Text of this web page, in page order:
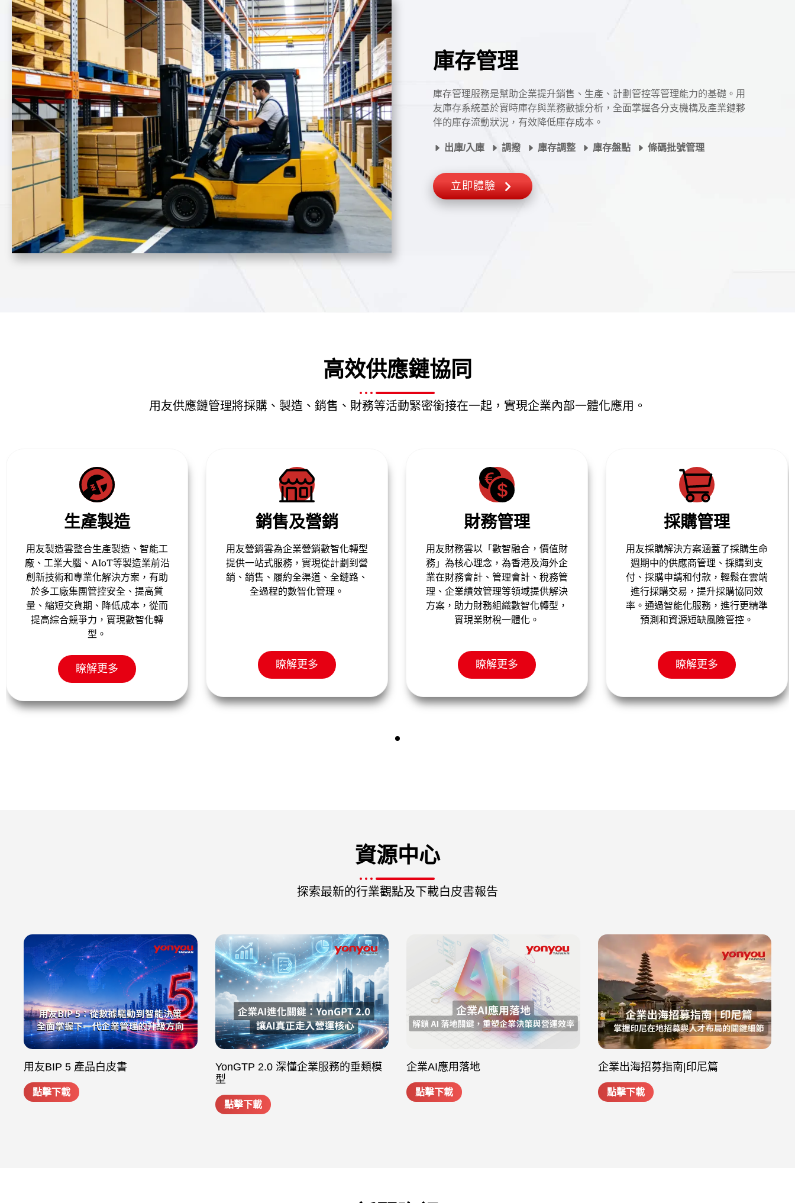
庫存管理
庫存管理服務是幫助企業提升銷售、生產、計劃管控等管理能力的基礎。用
友庫存系統基於實時庫存與業務數據分析，全面掌握各分支機構及產業鏈夥
伴的庫存流動狀況，有效降低庫存成本。
出庫/入庫 調撥 庫存調整 庫存盤點 條碼批號管理
立即體驗
高效供應鏈協同
用友供應鏈管理將採購、製造、銷售、財務等活動緊密銜接在一起，實現企業內部一體化應用。
銷售及營銷
用友營銷雲為企業營銷數智化轉型
提供一站式服務，實現從計劃到營
銷、銷售、履約全渠道、全鏈路、
全過程的數智化管理。
瞭解更多
財務管理
用友財務雲以「數智融合，價值財
務」為核心理念，為香港及海外企
業在財務會計、管理會計、稅務管
理、企業績效管理等領域提供解決
瞭解更多
採購管理
用友採購解決方案涵蓋了採購生命
週期中的供應商管理、採購到支
付、採購申請和付款，輕鬆在雲端
進行採購交易，提升採購協同效
率。通過智能化服務，進行更精準
預測和資源短缺風險管控。
瞭解更多
生產製造
用友製造雲整合生產製造、智能工
廠、工業大腦、AIoT等製造業前沿
創新技術和專業化解決方案，有助
於多工廠集團管控安全、提高質
量、縮短交貨期、降低成本，從而
提高綜合競爭力，實現數智化轉
瞭解更多
資源中心
探索最新的行業觀點及下載白皮書報告
用友BIP 5 產品白皮書
點擊下載
YonGTP 2.0 深懂企業服務的垂類模
型
點擊下載
企業AI應用落地
點擊下載
企業出海招募指南|印尼篇
點擊下載